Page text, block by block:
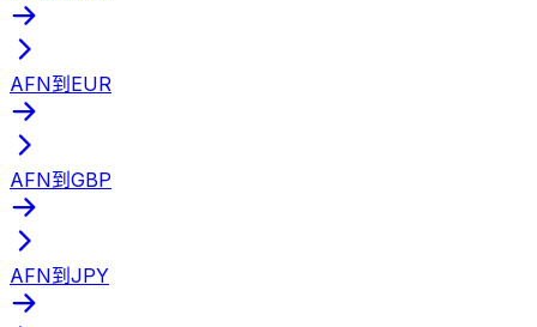
AFN到EUR
AFN到GBP
AFN到JPY